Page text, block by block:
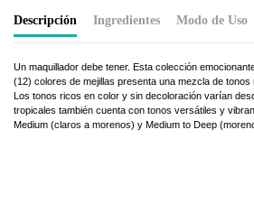
Descripción Ingredientes Modo de Uso
Un maquillador debe tener. Esta colección
(12) colores de mejillas presenta una mezcla de tonos
Los tonos ricos en color y sin decoloración varían
tropicales también cuenta con tonos versátiles y
Medium (claros a morenos) y Medium to Deep